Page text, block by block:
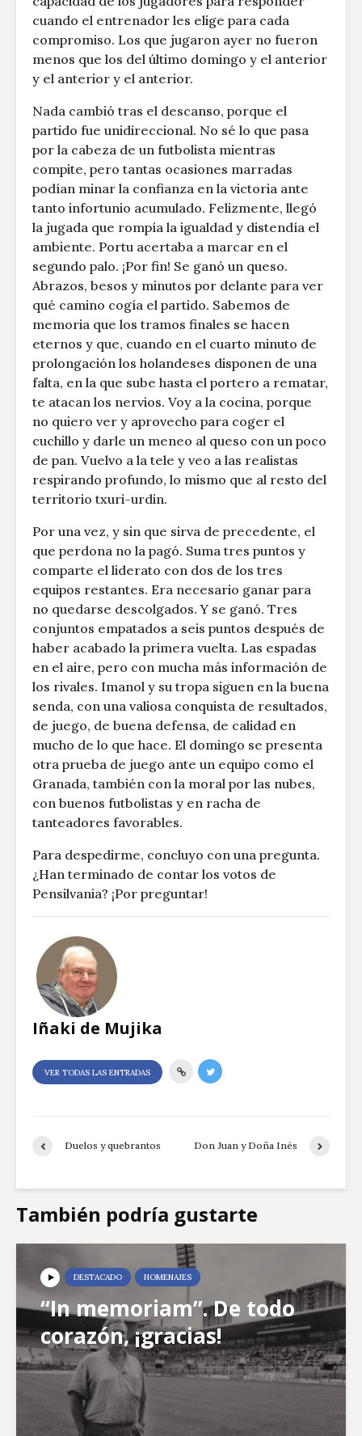
cuando el entrenador les elige para cada
compromiso. Los que jugaron ayer no fueron
menos que los del último domingo y el anterior
y el anterior y el anterior.
Nada cambió tras el descanso, porque el
partido fue unidireccional. No sé lo que pasa
por la cabeza de un futbolista mientras
compite, pero tantas ocasiones marradas
podían minar la confianza en la victoria ante
tanto infortunio acumulado. Felizmente, llegó
la jugada que rompía la igualdad y distendía el
ambiente. Portu acertaba a marcar en el
segundo palo. ¡Por fin! Se ganó un queso.
Abrazos, besos y minutos por delante para ver
qué camino cogía el partido. Sabemos de
memoria que los tramos finales se hacen
eternos y que, cuando en el cuarto minuto de
prolongación los holandeses disponen de una
falta, en la que sube hasta el portero a rematar,
te atacan los nervios. Voy a la cocina, porque
no quiero ver y aprovecho para coger el
cuchillo y darle un meneo al queso con un poco
de pan. Vuelvo a la tele y veo a las realistas
respirando profundo, lo mismo que al resto del
territorio txuri-urdin.
Por una vez, y sin que sirva de precedente, el
que perdona no la pagó. Suma tres puntos y
comparte el liderato con dos de los tres
equipos restantes. Era necesario ganar para
no quedarse descolgados. Y se ganó. Tres
conjuntos empatados a seis puntos después de
haber acabado la primera vuelta. Las espadas
en el aire, pero con mucha más información de
los rivales. Imanol y su tropa siguen en la buena
senda, con una valiosa conquista de resultados,
de juego, de buena defensa, de calidad en
mucho de lo que hace. El domingo se presenta
otra prueba de juego ante un equipo como el
Granada, también con la moral por las nubes,
con buenos futbolistas y en racha de
tanteadores favorables.
Para despedirme, concluyo con una pregunta.
¿Han terminado de contar los votos de
Pensilvania? ¡Por preguntar!
Iñaki de Mujika
VER TODAS LAS ENTRADAS
Duelos y quebrantos Don Juan y Doña Inés
También podría gustarte
DESTACADO HOMENAJES
“In memoriam”. De todo
corazón, ¡gracias!